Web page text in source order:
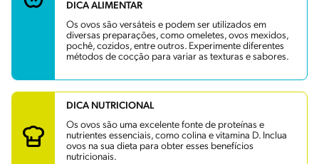
DICA ALIMENTAR
Os ovos são versáteis e podem ser utilizados em
diversas preparações, como omeletes, ovos mexidos,
pochê, cozidos, entre outros. Experimente diferentes
métodos de cocção para variar as texturas e sabores.
DICA NUTRICIONAL
Os ovos são uma excelente fonte de proteínas e
nutrientes essenciais, como colina e vitamina D. Inclua
ovos na sua dieta para obter esses benefícios
nutricionais.